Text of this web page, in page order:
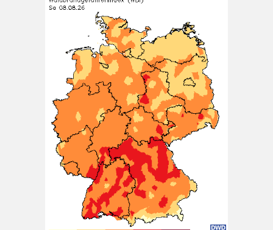
[...]
München (8.8. 4:00): wolkenlos 17°
8 August 2026
Wetterwerte von Samstag 08.08.2026 04:00:
Wetterzustand: wolkenlos Lufttemperatur in 2 Metern
Höhe: 17° mittlere Windrichtung: N[...]
Nürnberg (8.8. 4:00): wolkenlos 13°
8 August 2026
Wetterwerte von Samstag 08.08.2026 04:00:
Wetterzustand: wolkenlos Lufttemperatur in 2 Metern
Höhe: 13° mittlere Windgeschwindigkeit: 2 km/h